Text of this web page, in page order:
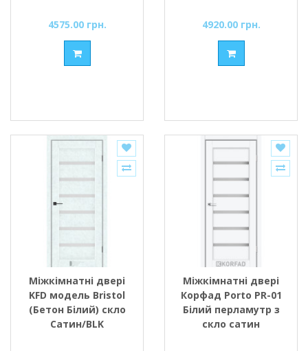
4575.00 грн. 4920.00 грн.
Міжкімнатні двері
KFD модель Bristol
(Бетон Білий) скло
Сатин/BLK
Міжкімнатні двері
Корфад Porto PR-01
Білий перламутр з
скло сатин